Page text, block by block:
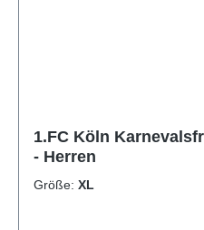
1.FC Köln
- Herren
Größe: XL